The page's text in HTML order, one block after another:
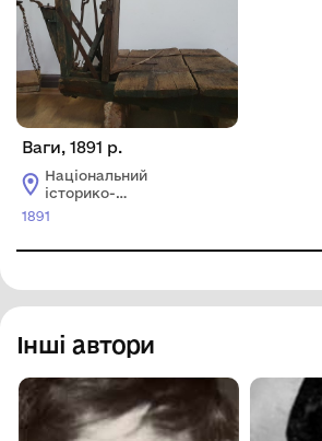
Ваги, 1891 р.
Національний
історико-
архітектурний
1891
Інші автори